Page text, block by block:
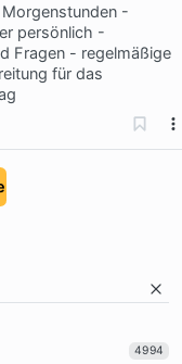
-
persönlich -
Fragen - regelmäßige
für das
4994